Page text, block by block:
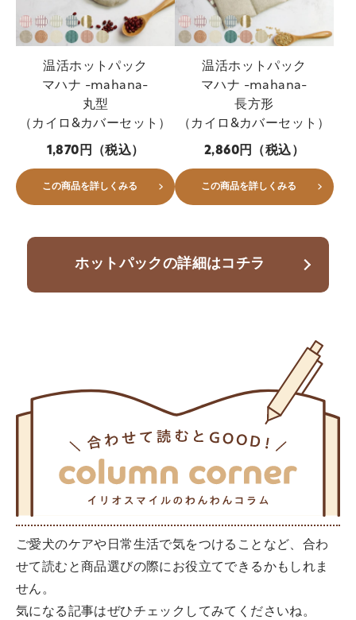
温活ホットパック
マハナ -mahana-
丸型
（カイロ&カバーセット）
1,870円（税込）
この商品を詳しくみる
温活ホットパック
マハナ -mahana-
長方形
（カイロ&カバーセット）
2,860円（税込）
この商品を詳しくみる
ホットパックの詳細はコチラ
ご愛犬のケアや日常生活で気をつけることなど、合わ
せて読むと商品選びの際にお役立てできるかもしれま
せん。
気になる記事はぜひチェックしてみてくださいね。